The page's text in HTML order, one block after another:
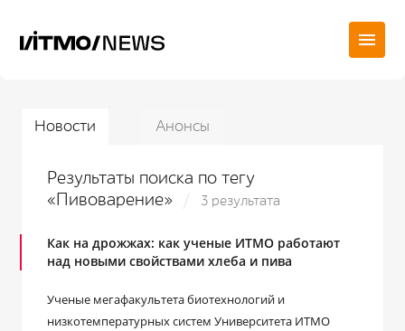
Новости Анонсы
Результаты поиска по тегу
«Пивоварение»
3 результата
Как на дрожжах: как ученые ИТМО работают
над новыми свойствами хлеба и пива
Ученые мегафакультета биотехнологий и
низкотемпературных систем Университета ИТМО